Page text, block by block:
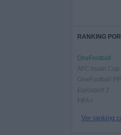
RANKING
OneFootball
OneFootball
Eurosport 2
FIFA+
Ver ranking